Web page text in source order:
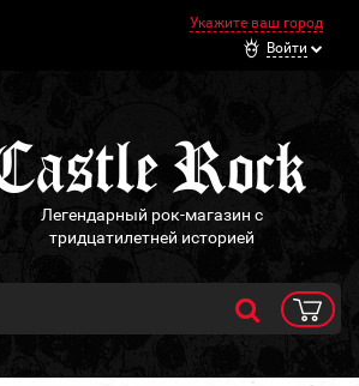
Укажите ваш город
Войти
Легендарный рок-магазин с
тридцатилетней историей